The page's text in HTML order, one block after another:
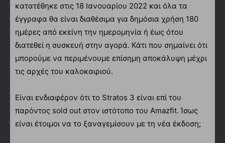
κατατέθηκε στις 18 Ιανουαρίου 2022 και όλα τα
έγγραφα θα είναι διαθέσιμα για δημόσια χρήση 180
ημέρες από εκείνη την ημερομηνία ή έως ότου
διατεθεί η συσκευή στην αγορά. Κάτι που σημαίνει ότι
μπορούμε να περιμένουμε επίσημη αποκάλυψη μέχρι
τις αρχές του καλοκαιριού.
Είναι ενδιαφέρον ότι το Stratos 3 είναι επί του
παρόντος sold out στον ιστότοπο του Amazfit. Ίσως
είναι έτοιμοι να το ξαναγεμίσουν με τη νέα έκδοση;